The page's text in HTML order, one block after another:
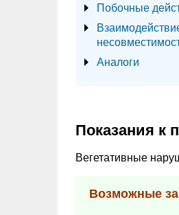
Побочные
Аналоги
Показания к
Вегетативные
Возможные